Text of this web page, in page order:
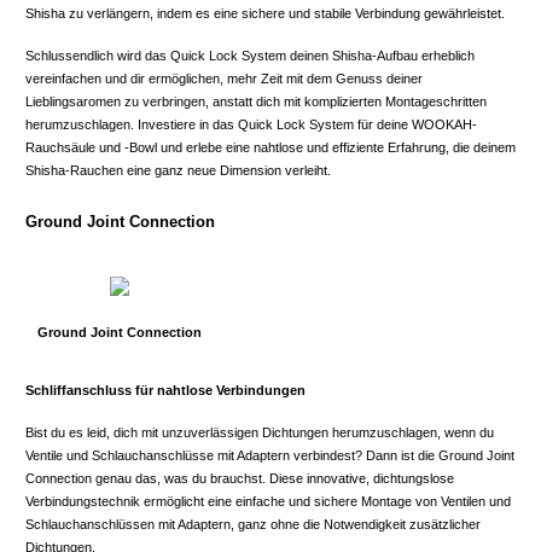
Shisha zu verlängern, indem es eine sichere und stabile Verbindung gewährleistet.
Schlussendlich wird das Quick Lock System deinen Shisha-Aufbau erheblich
vereinfachen und dir ermöglichen, mehr Zeit mit dem Genuss deiner
Lieblingsaromen zu verbringen, anstatt dich mit komplizierten Montageschritten
herumzuschlagen. Investiere in das Quick Lock System für deine WOOKAH-
Rauchsäule und -Bowl und erlebe eine nahtlose und effiziente Erfahrung, die deinem
Shisha-Rauchen eine ganz neue Dimension verleiht.
Ground Joint Connection
Ground Joint Connection
Schliffanschluss für nahtlose Verbindungen
Bist du es leid, dich mit unzuverlässigen Dichtungen herumzuschlagen, wenn du
Ventile und Schlauchanschlüsse mit Adaptern verbindest? Dann ist die Ground Joint
Connection genau das, was du brauchst. Diese innovative, dichtungslose
Verbindungstechnik ermöglicht eine einfache und sichere Montage von Ventilen und
Schlauchanschlüssen mit Adaptern, ganz ohne die Notwendigkeit zusätzlicher
Dichtungen.